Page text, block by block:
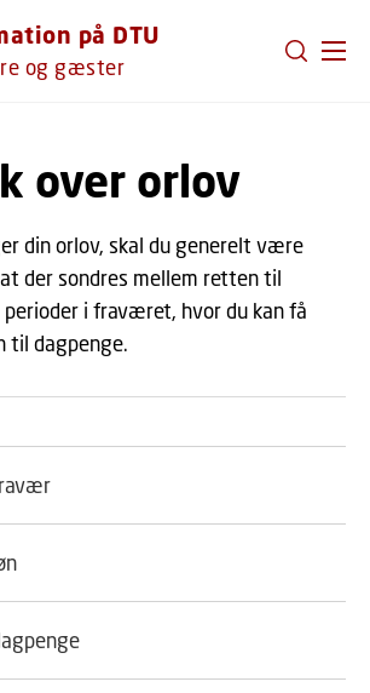
på DTU
og gæster
over orlov
din orlov, skal du generelt være
der sondres mellem retten til
i fraværet, hvor du kan få
til dagpenge.